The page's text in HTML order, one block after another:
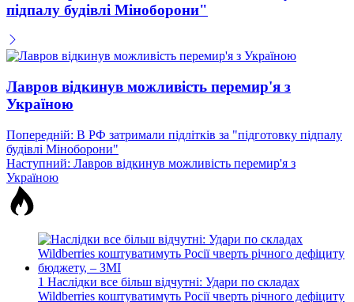
підпалу будівлі Міноборони"
Лавров відкинув можливість перемир'я з
Україною
Навігація
записів
Попередній: В РФ затримали підлітків за "підготовку підпалу
будівлі Міноборони"
Наступний: Лавров відкинув можливість перемир'я з
Україною
1 Наслідки все більш відчутні: Удари по складах
Wildberries коштуватимуть Росії чверть річного дефіциту